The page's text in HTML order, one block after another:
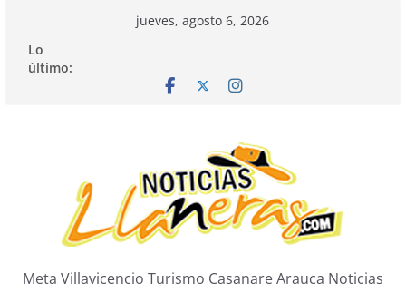
contenido
jueves, agosto 6, 2026
Lo
último:
Meta Villavicencio Turismo Casanare Arauca Noticias